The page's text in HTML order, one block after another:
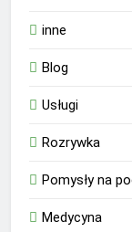
inne
Blog
Usługi
Rozrywka
Pomysły na
Medycyna